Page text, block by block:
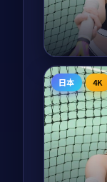
卷珍贵山河
达的责任。
一寸山河，
出过代价的
87,759
海风从南
电视剧
主演：长泽
部宽 等
冲绳石垣岛
练志保收到
神户的旧明
日本 4K